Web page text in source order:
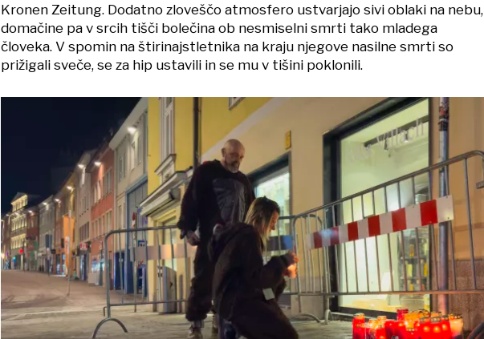
Kronen Zeitung. Dodatno zloveščo atmosfero ustvarjajo sivi oblaki na nebu,
domačine pa v srcih tišči bolečina ob nesmiselni smrti tako mladega
človeka. V spomin na štirinajstletnika na kraju njegove nasilne smrti so
prižigali sveče, se za hip ustavili in se mu v tišini poklonili.